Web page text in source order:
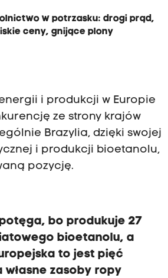
w potrzasku: drogi prąd,
ceny, gnijące plony
i produkcji w Europie
ze strony krajów
Brazylia, dzięki swojej
i produkcji bioetanolu,
pozycję.
bo produkuje 27
bioetanolu, a
to jest pięć
własne zasoby ropy